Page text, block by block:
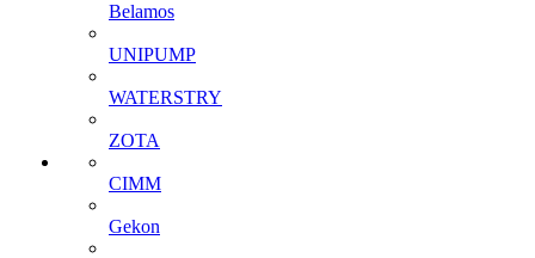
Belamos
UNIPUMP
WATERSTRY
ZOTA
CIMM
Gekon